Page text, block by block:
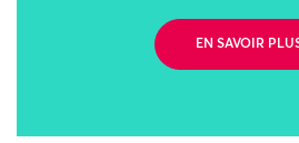
EN SAVOIR